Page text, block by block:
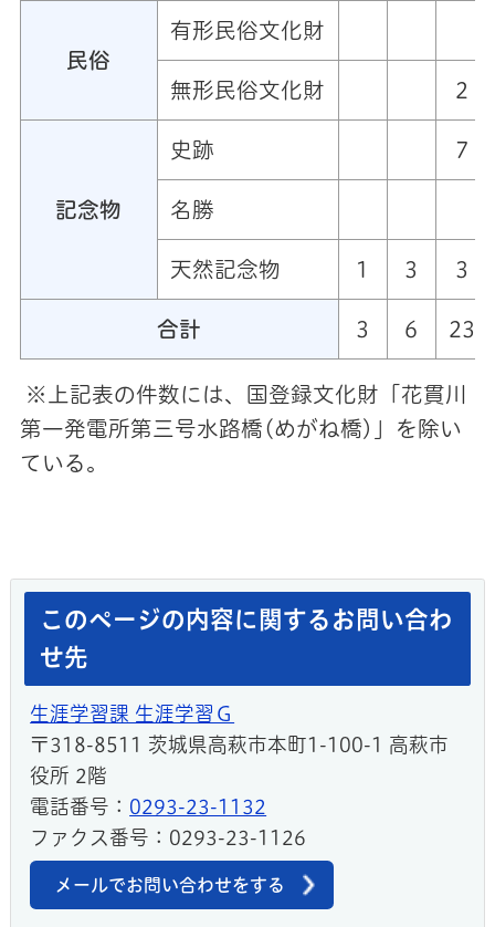
民俗
有形民俗文化財
無形民俗文化財 2
記念物
史跡 7
名勝
天然記念物 1 3 3
合計 3 6 23
※上記表の件数には、国登録文化財「花貫川
第一発電所第三号水路橋(めがね橋)」を除い
ている。
このページの内容に関するお問い合わ
せ先
生涯学習課 生涯学習Ｇ
〒318-8511 茨城県高萩市本町1-100-1 高萩市
役所 2階
電話番号： 0293-23-1132
ファクス番号：0293-23-1126
メールでお問い合わせをする